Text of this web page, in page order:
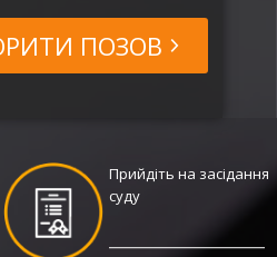
ПОЗОВ
Прийдіть на засідання
суду